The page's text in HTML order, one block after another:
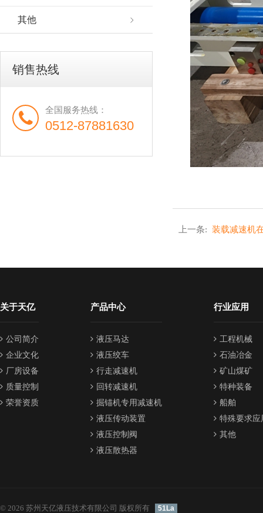
其他
销售热线
全国服务热线：
0512-87881630
上一条: 装载减速机
关于天亿
公司简介
企业文化
厂房设备
质量控制
荣誉资质
产品中心
液压马达
液压绞车
行走减速机
回转减速机
掘锚机专用减速机
液压传动装置
液压控制阀
液压散热器
行业应用
工程机械
石油冶金
矿山煤矿
特种装备
船舶
特殊要求应
其他
© 2026 苏州天亿液压技术有限公司 版权所有 51La